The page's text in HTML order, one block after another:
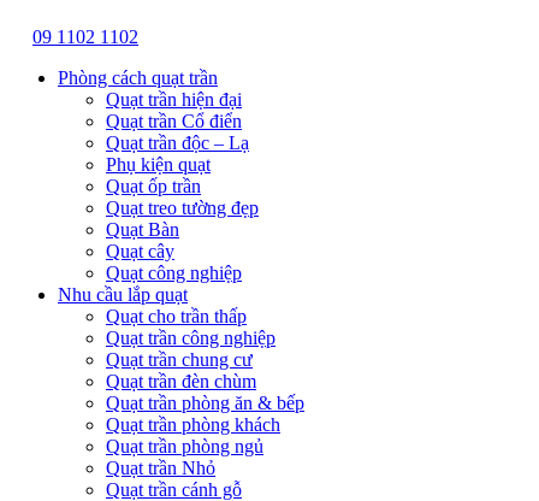
09 1102 1102
Phòng cách quạt trần
Quạt trần hiện đại
Quạt trần Cổ điển
Quạt trần độc – Lạ
Phụ kiện quạt
Quạt ốp trần
Quạt treo tường đẹp
Quạt Bàn
Quạt cây
Quạt công nghiệp
Nhu cầu lắp quạt
Quạt cho trần thấp
Quạt trần công nghiệp
Quạt trần chung cư
Quạt trần đèn chùm
Quạt trần phòng ăn & bếp
Quạt trần phòng khách
Quạt trần phòng ngủ
Quạt trần Nhỏ
Quạt trần cánh gỗ